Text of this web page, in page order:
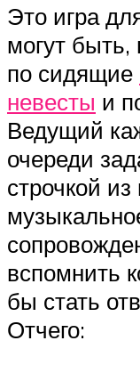
Это игра
могут быть,
по сидящие
невесты и
Ведущий
очереди
строчкой
вспомнить
бы стать
Отчего: